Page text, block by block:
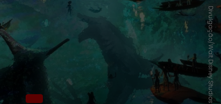
Divulgação/Walt Disney Studios